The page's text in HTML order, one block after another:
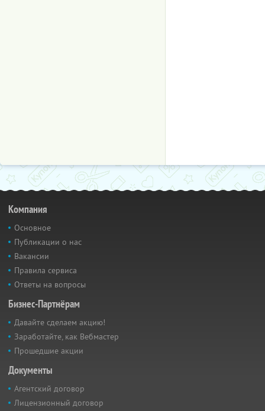
Компания
Основное
Публикации о нас
Вакансии
Правила сервиса
Ответы на вопросы
Бизнес-Партнёрам
Давайте сделаем акцию!
Заработайте, как Вебмастер
Прошедшие акции
Документы
Агентский договор
Лицензионный договор